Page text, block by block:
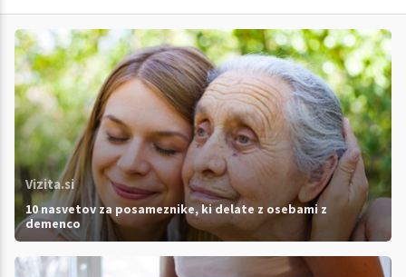
Vizita.si
10 nasvetov za posameznike, ki delate z osebami z
demenco